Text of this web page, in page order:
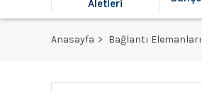
Aletleri
Anasayfa Bağlantı Elemanları